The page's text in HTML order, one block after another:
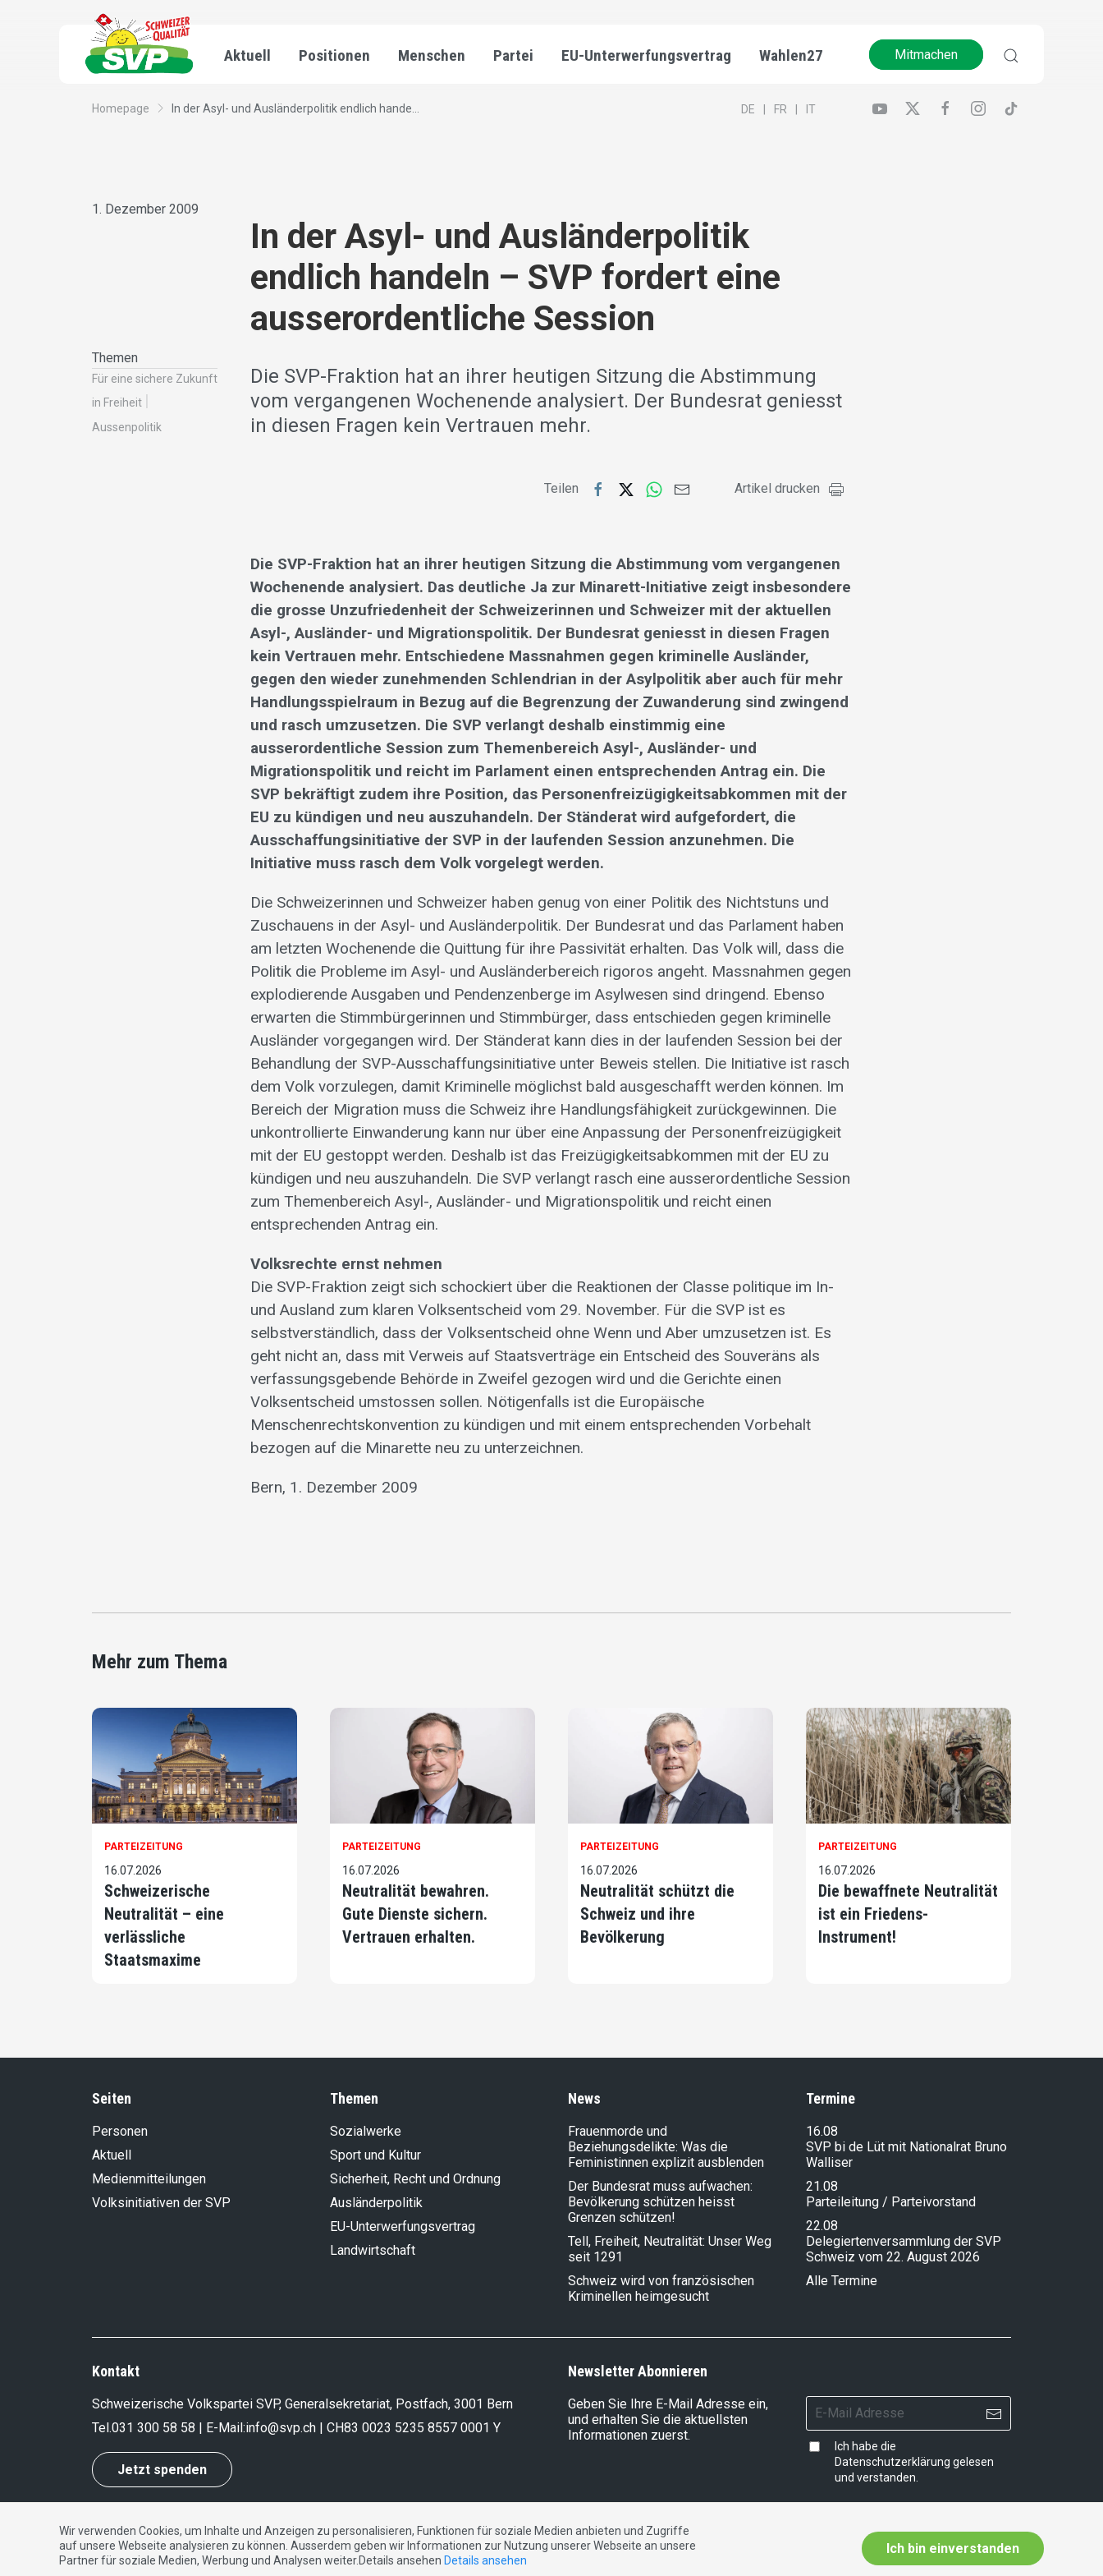
Aktuell Positionen Menschen Partei EU-Unterwerfungsvertrag Wahlen27 Mitmachen
Homepage In der Asyl- und Ausländerpolitik endlich hande... DE FR IT
1. Dezember 2009
Themen
Für eine sichere Zukunft
in Freiheit
Aussenpolitik
In der Asyl- und Ausländerpolitik
endlich handeln – SVP fordert eine
ausserordentliche Session
Die SVP-Fraktion hat an ihrer heutigen Sitzung die Abstimmung
vom vergangenen Wochenende analysiert. Der Bundesrat geniesst
in diesen Fragen kein Vertrauen mehr.
Teilen Artikel drucken
Die SVP-Fraktion hat an ihrer heutigen Sitzung die Abstimmung vom vergangenen
Wochenende analysiert. Das deutliche Ja zur Minarett-Initiative zeigt insbesondere
die grosse Unzufriedenheit der Schweizerinnen und Schweizer mit der aktuellen
Asyl-, Ausländer- und Migrationspolitik. Der Bundesrat geniesst in diesen Fragen
kein Vertrauen mehr. Entschiedene Massnahmen gegen kriminelle Ausländer,
gegen den wieder zunehmenden Schlendrian in der Asylpolitik aber auch für mehr
Handlungsspielraum in Bezug auf die Begrenzung der Zuwanderung sind zwingend
und rasch umzusetzen. Die SVP verlangt deshalb einstimmig eine
ausserordentliche Session zum Themenbereich Asyl-, Ausländer- und
Migrationspolitik und reicht im Parlament einen entsprechenden Antrag ein. Die
SVP bekräftigt zudem ihre Position, das Personenfreizügigkeitsabkommen mit der
EU zu kündigen und neu auszuhandeln. Der Ständerat wird aufgefordert, die
Ausschaffungsinitiative der SVP in der laufenden Session anzunehmen. Die
Initiative muss rasch dem Volk vorgelegt werden.
Die Schweizerinnen und Schweizer haben genug von einer Politik des Nichtstuns und
Zuschauens in der Asyl- und Ausländerpolitik. Der Bundesrat und das Parlament haben
am letzten Wochenende die Quittung für ihre Passivität erhalten. Das Volk will, dass die
Politik die Probleme im Asyl- und Ausländerbereich rigoros angeht. Massnahmen gegen
explodierende Ausgaben und Pendenzenberge im Asylwesen sind dringend. Ebenso
erwarten die Stimmbürgerinnen und Stimmbürger, dass entschieden gegen kriminelle
Ausländer vorgegangen wird. Der Ständerat kann dies in der laufenden Session bei der
Behandlung der SVP-Ausschaffungsinitiative unter Beweis stellen. Die Initiative ist rasch
dem Volk vorzulegen, damit Kriminelle möglichst bald ausgeschafft werden können. Im
Bereich der Migration muss die Schweiz ihre Handlungsfähigkeit zurückgewinnen. Die
unkontrollierte Einwanderung kann nur über eine Anpassung der Personenfreizügigkeit
mit der EU gestoppt werden. Deshalb ist das Freizügigkeitsabkommen mit der EU zu
kündigen und neu auszuhandeln. Die SVP verlangt rasch eine ausserordentliche Session
zum Themenbereich Asyl-, Ausländer- und Migrationspolitik und reicht einen
entsprechenden Antrag ein.
Volksrechte ernst nehmen
Die SVP-Fraktion zeigt sich schockiert über die Reaktionen der Classe politique im In-
und Ausland zum klaren Volksentscheid vom 29. November. Für die SVP ist es
selbstverständlich, dass der Volksentscheid ohne Wenn und Aber umzusetzen ist. Es
geht nicht an, dass mit Verweis auf Staatsverträge ein Entscheid des Souveräns als
verfassungsgebende Behörde in Zweifel gezogen wird und die Gerichte einen
Volksentscheid umstossen sollen. Nötigenfalls ist die Europäische
Menschenrechtskonvention zu kündigen und mit einem entsprechenden Vorbehalt
bezogen auf die Minarette neu zu unterzeichnen.
Bern, 1. Dezember 2009
Mehr zum Thema
PARTEIZEITUNG
16.07.2026
Schweizerische
Neutralität – eine
verlässliche
Staatsmaxime
PARTEIZEITUNG
16.07.2026
Neutralität bewahren.
Gute Dienste sichern.
Vertrauen erhalten.
PARTEIZEITUNG
16.07.2026
Neutralität schützt die
Schweiz und ihre
Bevölkerung
PARTEIZEITUNG
16.07.2026
Die bewaffnete Neutralität
ist ein Friedens-
Instrument!
Seiten
Personen
Aktuell
Medienmitteilungen
Volksinitiativen der SVP
Themen
Sozialwerke
Sport und Kultur
Sicherheit, Recht und Ordnung
Ausländer­politik
EU-Unterwerfungsvertrag
Landwirt­schaft
News
Frauenmorde und
Beziehungsdelikte: Was die
Feministinnen explizit ausblenden
Der Bundesrat muss aufwachen:
Bevölkerung schützen heisst
Grenzen schützen!
Tell, Freiheit, Neutralität: Unser Weg
seit 1291
Schweiz wird von französischen
Kriminellen heimgesucht
Termine
16.08
SVP bi de Lüt mit Nationalrat Bruno
Walliser
21.08
Parteileitung / Parteivorstand
22.08
Delegiertenversammlung der SVP
Schweiz vom 22. August 2026
Alle Termine
Kontakt
Schweizerische Volkspartei SVP, Generalsekretariat, Postfach, 3001 Bern
Tel.031 300 58 58 | E-Mail:info@svp.ch | CH83 0023 5235 8557 0001 Y
Jetzt spenden
Newsletter Abonnieren
Geben Sie Ihre E-Mail Adresse ein,
und erhalten Sie die aktuellsten
Informationen zuerst.
Ich habe die
Datenschutzerklärung gelesen
und verstanden.
Impressum| Datenschutzerklärung|Kontakt DE FR IT
Wir verwenden Cookies, um Inhalte und Anzeigen zu personalisieren, Funktionen für soziale Medien anbieten und Zugriffe
auf unsere Webseite analysieren zu können. Ausserdem geben wir Informationen zur Nutzung unserer Webseite an unsere
Partner für soziale Medien, Werbung und Analysen weiter.Details ansehen Details ansehen
Ich bin einverstanden